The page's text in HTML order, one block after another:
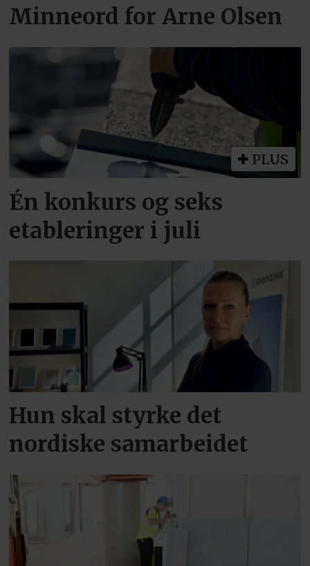
Minneord for Arne Olsen
PLUS
Én konkurs og seks
etableringer i juli
Hun skal styrke det
nordiske samarbeidet